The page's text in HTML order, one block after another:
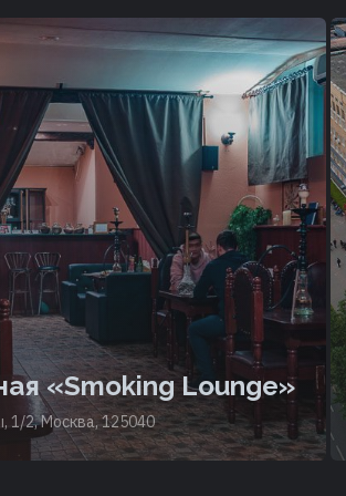
«Smoking Lounge»
1/2, Москва, 125040